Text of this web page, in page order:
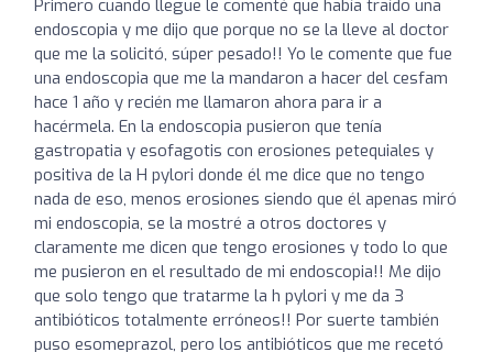
Primero cuando llegue le comenté que había traído una
endoscopia y me dijo que porque no se la lleve al doctor
que me la solicitó, súper pesado!! Yo le comente que fue
una endoscopia que me la mandaron a hacer del cesfam
hace 1 año y recién me llamaron ahora para ir a
hacérmela. En la endoscopia pusieron que tenía
gastropatia y esofagotis con erosiones petequiales y
positiva de la H pylori donde él me dice que no tengo
nada de eso, menos erosiones siendo que él apenas miró
mi endoscopia, se la mostré a otros doctores y
claramente me dicen que tengo erosiones y todo lo que
me pusieron en el resultado de mi endoscopia!! Me dijo
que solo tengo que tratarme la h pylori y me da 3
antibióticos totalmente erróneos!! Por suerte también
puso esomeprazol, pero los antibióticos que me recetó